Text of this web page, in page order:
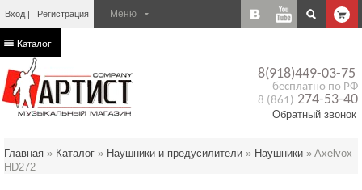
Вход Регистрация
8(918)449-03-75
бесплатно по РФ
8 (861) 274-53-40
Обратный звонок
Каталог
Главная » Каталог » Наушники и предусилители » Наушники » Axelvox
HD272